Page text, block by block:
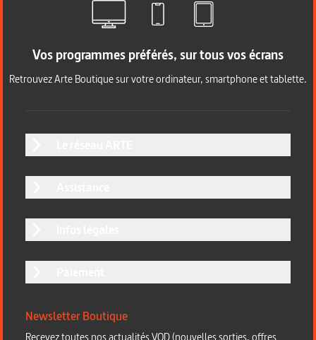
Vos programmes préférés, sur tous vos écrans
Retrouvez Arte Boutique sur votre ordinateur, smartphone et tablette.
Newsletter Boutique